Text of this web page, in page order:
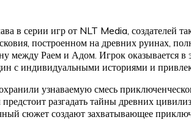
в серии игр от NLT Media, создателей
построенном на древних руинах,
между Раем и Адом. Игрок оказывается
с индивидуальными историями и
узнаваемую смесь
разгадать тайны древних
сюжет создают захватывающее